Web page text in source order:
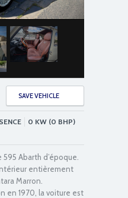
SAVE VEHICLE
0 KW (0 BHP)
Abarth d’époque.
entièrement
Marron.
en 1970, la voiture est